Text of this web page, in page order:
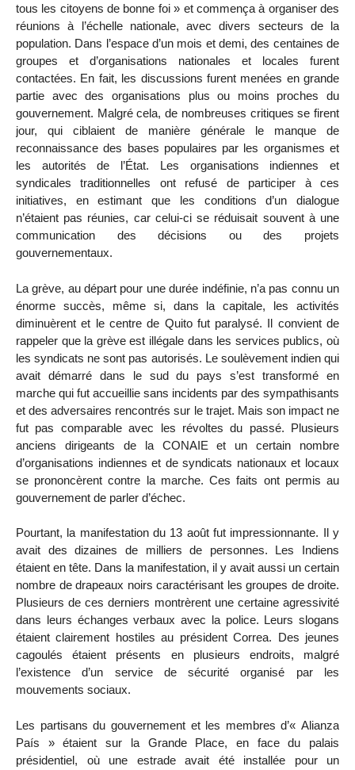
tous les citoyens de bonne foi » et commença à organiser des
réunions à l’échelle nationale, avec divers secteurs de la
population. Dans l’espace d’un mois et demi, des centaines de
groupes et d’organisations nationales et locales furent
contactées. En fait, les discussions furent menées en grande
partie avec des organisations plus ou moins proches du
gouvernement. Malgré cela, de nombreuses critiques se firent
jour, qui ciblaient de manière générale le manque de
reconnaissance des bases populaires par les organismes et
les autorités de l’État. Les organisations indiennes et
syndicales traditionnelles ont refusé de participer à ces
initiatives, en estimant que les conditions d’un dialogue
n’étaient pas réunies, car celui-ci se réduisait souvent à une
communication des décisions ou des projets
gouvernementaux.
La grève, au départ pour une durée indéfinie, n’a pas connu un
énorme succès, même si, dans la capitale, les activités
diminuèrent et le centre de Quito fut paralysé. Il convient de
rappeler que la grève est illégale dans les services publics, où
les syndicats ne sont pas autorisés. Le soulèvement indien qui
avait démarré dans le sud du pays s’est transformé en
marche qui fut accueillie sans incidents par des sympathisants
et des adversaires rencontrés sur le trajet. Mais son impact ne
fut pas comparable avec les révoltes du passé. Plusieurs
anciens dirigeants de la CONAIE et un certain nombre
d’organisations indiennes et de syndicats nationaux et locaux
se prononcèrent contre la marche. Ces faits ont permis au
gouvernement de parler d’échec.
Pourtant, la manifestation du 13 août fut impressionnante. Il y
avait des dizaines de milliers de personnes. Les Indiens
étaient en tête. Dans la manifestation, il y avait aussi un certain
nombre de drapeaux noirs caractérisant les groupes de droite.
Plusieurs de ces derniers montrèrent une certaine agressivité
dans leurs échanges verbaux avec la police. Leurs slogans
étaient clairement hostiles au président Correa. Des jeunes
cagoulés étaient présents en plusieurs endroits, malgré
l’existence d’un service de sécurité organisé par les
mouvements sociaux.
Les partisans du gouvernement et les membres d’« Alianza
País » étaient sur la Grande Place, en face du palais
présidentiel, où une estrade avait été installée pour un